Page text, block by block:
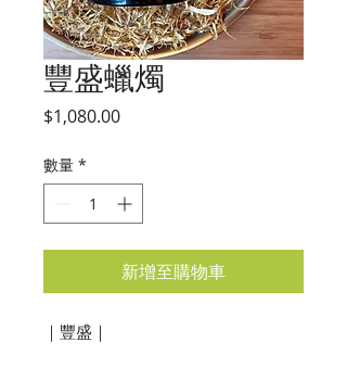
豐盛蠟燭
$1,080.00價
數量 *
新增至購物車
｜豐盛｜